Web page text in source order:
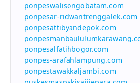
ponpeswalisongobatam.com
ponpesar-ridwantrenggalek.com
ponpesattibyandepok.com
ponpesalfatihbogor.com
ponpes-arafahlampung.com
ponpestawakkaljambi.com